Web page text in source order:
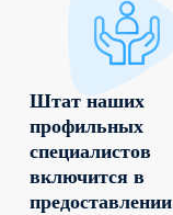
Штат наших
профильных
специалистов
включится в
предоставлении